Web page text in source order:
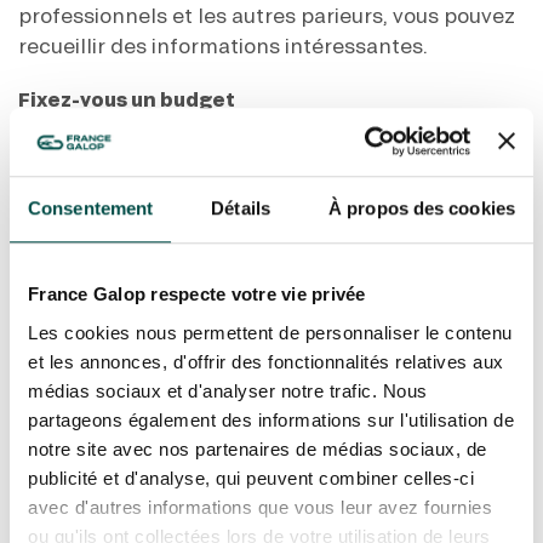
Consentement Détails À propos des cookies
France Galop respecte votre vie privée
Les cookies nous permettent de personnaliser le contenu
et les annonces, d'offrir des fonctionnalités relatives aux
médias sociaux et d'analyser notre trafic. Nous
partageons également des informations sur l'utilisation de
notre site avec nos partenaires de médias sociaux, de
publicité et d'analyse, qui peuvent combiner celles-ci
avec d'autres informations que vous leur avez fournies
ou qu'ils ont collectées lors de votre utilisation de leurs
JEUXDI BY PARISLONGCHAMP
14 JUILLET
LA GARDEN PARTY - CYGAMES GRAND PRIX DE PARIS -
14 JUILLET
TOUS NOS ÉVÉNEMENTS
ABONNEMENTS ANNUELS
ABONNEMENTS ANNUELS
JOURS DE COURSES
JOURS DE COURSES
professionnels et les autres parieurs, vous pouvez
recueillir des informations intéressantes.
Fixez-vous un budget
Prévoyez une somme maximale à ne pas dépasser
pour vos mises et respectez cette limite.
Déterminez une limite
Décidez pendant combien de temps vous pouvez
cette limite, arrêtez de jouer.
Gagner n’est pas garanti
N’oubliez pas, les courses sont un sport… Et
comme tout sport, les résultats ne sont jamais
sûrs à 100%.